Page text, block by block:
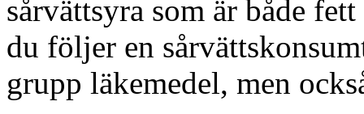
sårvättsyra som är både
du följer en
grupp läkemedel, men